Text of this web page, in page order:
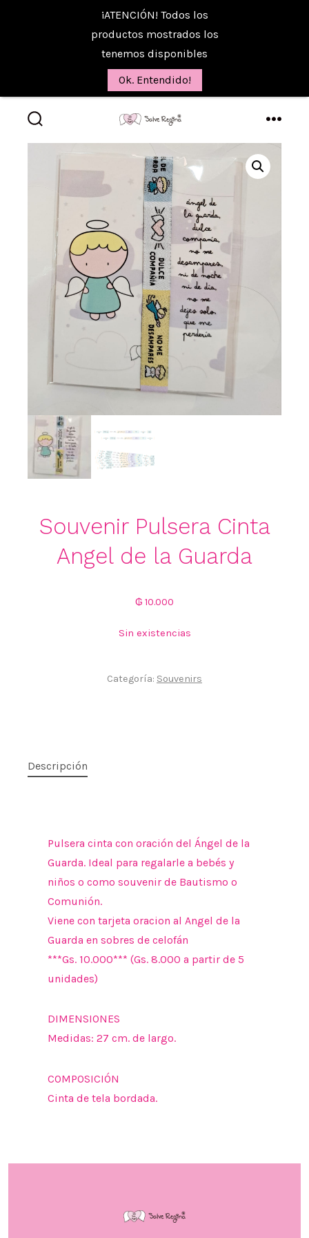
contenido
la
búsqueda
Souvenir Pulsera Cinta
Angel de la Guarda
₲ 10.000
Sin existencias
Categoría: Souvenirs
Descripción
Pulsera cinta con oración del Ángel de la
Guarda. Ideal para regalarle a bebés y
niños o como souvenir de Bautismo o
Comunión.
Viene con tarjeta oracion al Angel de la
Guarda en sobres de celofán
***Gs. 10.000*** (Gs. 8.000 a partir de 5
unidades)
DIMENSIONES
Medidas: 27 cm. de largo.
COMPOSICIÓN
Cinta de tela bordada.
¡ATENCIÓN! Todos los
productos mostrados los
tenemos disponibles
Ok. Entendido!